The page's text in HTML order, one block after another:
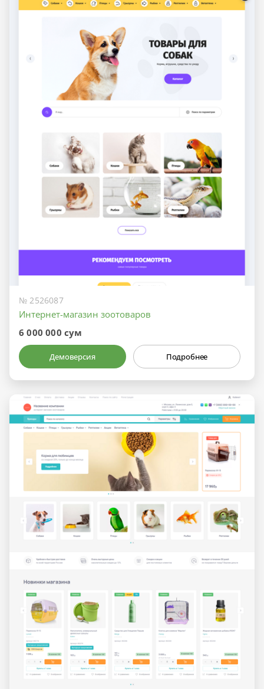
№ 2526087
Интернет-магазин зоотоваров
6 000 000 сум
Демоверсия Подробнее